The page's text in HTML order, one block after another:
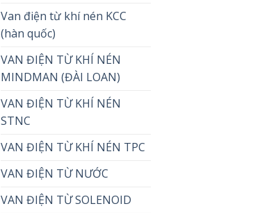
Van điện từ khí nén KCC
(hàn quốc)
VAN ĐIỆN TỪ KHÍ NÉN
MINDMAN (ĐÀI LOAN)
VAN ĐIỆN TỪ KHÍ NÉN
STNC
VAN ĐIỆN TỪ KHÍ NÉN TPC
VAN ĐIỆN TỪ NƯỚC
VAN ĐIỆN TỪ SOLENOID